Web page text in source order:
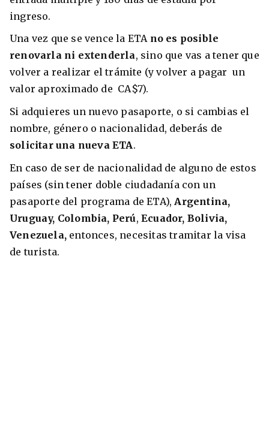
ingreso.
Una vez que se vence la ETA no es posible
renovarla ni extenderla, sino que vas a tener que
volver a realizar el trámite (y volver a pagar un
valor aproximado de CA$7).
Si adquieres un nuevo pasaporte, o si cambias el
nombre, género o nacionalidad, deberás de
solicitar una nueva ETA.
En caso de ser de nacionalidad de alguno de estos
países (sin tener doble ciudadanía con un
pasaporte del programa de ETA), Argentina,
Uruguay, Colombia, Perú,Ecuador, Bolivia,
Venezuela, entonces, necesitas tramitar la visa
de turista.